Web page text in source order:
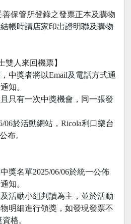
保管所登錄之發票正本及購物
帳時請店家印出證明聯及購物
雙人來回機票】
中獎者將以Email及電話方式通
知。
只有一次中獎機會，同一張發
06於活動網站，Ricola利口樂台
布。
獎名單2025/06/06於統一公佈
知。
活動小組判讀為主，並於活動
明細進行領獎，如發現發票不
格。